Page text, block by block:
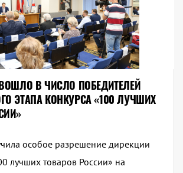
В ЧИСЛО ПОБЕДИТЕЛЕЙ
ЭТАПА КОНКУРСА «100 ЛУЧШИХ
особое разрешение дирекции
лучших товаров России» на